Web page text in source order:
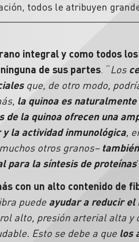
todos le atribuyen
integral y como todos
de sus partes. “Los
que, de otro modo,
la quinoa es
de la quinoa ofrecen una
la actividad inmunológica,
otros granos–
para la síntesis de proteínas
con un alto contenido de
puede ayudar a reducir el
alto, presión arterial alta y
Esto se debe a que los